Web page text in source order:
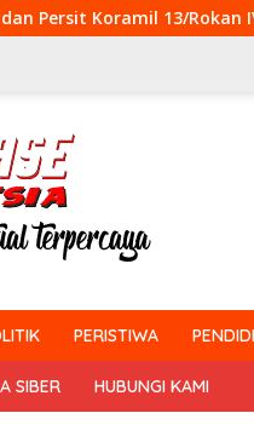
Rokan IV Koto
PERISTIWA
SIBER HUBUNGI KAMI